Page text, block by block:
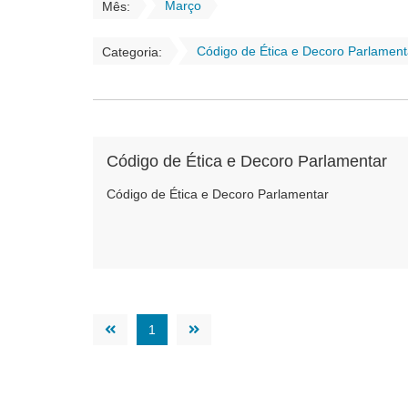
Mês: Março
Categoria: Código de Ética e Decoro
Código de Ética e Decoro Parlamentar
Código de Ética e Decoro Parlamentar
1